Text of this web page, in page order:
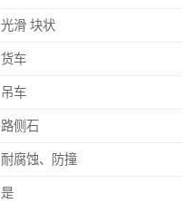
光滑 块状
货车
吊车
路侧石
耐腐蚀、防撞
是